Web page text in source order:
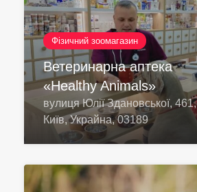
Фізичний зоомагазин
Ветеринарна аптека
«Healthy Animals»
вулиця Юлії Здановської, 461,
Київ, Украйна, 03189